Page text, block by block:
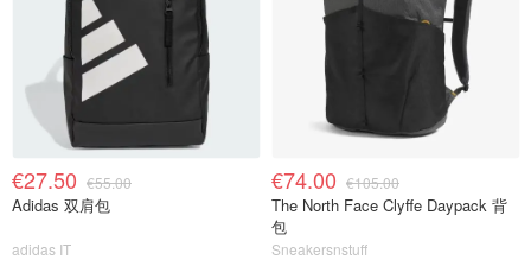
€27.50 €55.00
Adidas 双肩包
adidas IT
€74.00 €105.00
The North Face Clyffe Daypack 背
包
Sneakersnstuff